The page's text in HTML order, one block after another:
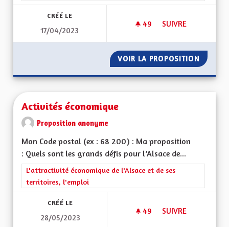
CRÉÉ LE
17/04/2023
49 49 ABONNÉS
SUIVRE
VOIR LA PROPOSITION
Activités économique
Proposition anonyme
Mon Code postal (ex : 68 200) : Ma proposition
: Quels sont les grands défis pour l’Alsace de...
Filtrer les résultats de la catégorie : L'attractivité
L'attractivité économique de l'Alsace et de ses
territoires, l'emploi
CRÉÉ LE
28/05/2023
49 49 ABONNÉS
SUIVRE